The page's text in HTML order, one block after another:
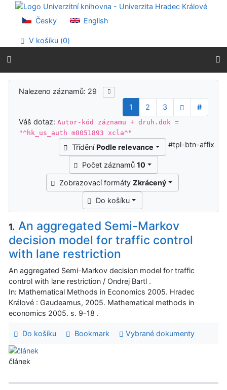
Přejít na obsah
Přejít na menu
Prohlášení o webové přístupnosti
Česky English
V košíku (0)
Výsledky vyhledávání
Nalezeno záznamů: 29
1
2 3
#
Váš dotaz:Autor-kód záznamu + druh.dok =
"^hk_us_auth m0051893 xcla^"
Třídění Podle relevance
Počet záznamů 10
Zobrazovací formáty Zkrácený
Do košíku
#tpl-btn-affix
1. An aggregated Semi-Markov
decision model for traffic control
with lane restriction
An aggregated Semi-Markov decision model for traffic
control with lane restriction / Ondrej Bartl .
In: Mathematical Methods in Economics 2005. Hradec
Králové : Gaudeamus, 2005. Mathematical methods in
economics 2005. s. 9-18 .
Do košíku Bookmark Vybrané dokumenty
článek